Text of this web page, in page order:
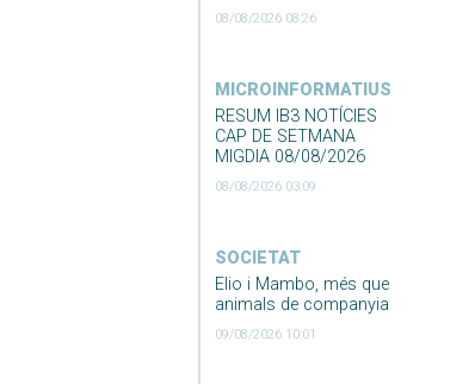
08/08/2026 08:26
MICROINFORMATIUS
RESUM IB3 NOTÍCIES
CAP DE SETMANA
MIGDIA 08/08/2026
08/08/2026 03:09
SOCIETAT
Elio i Mambo, més que
animals de companyia
09/08/2026 10:01